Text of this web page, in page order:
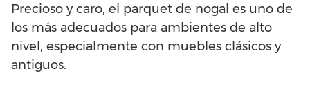
Precioso y caro, el parquet de nogal es uno de
los más adecuados para ambientes de alto
nivel, especialmente con muebles clásicos y
antiguos.